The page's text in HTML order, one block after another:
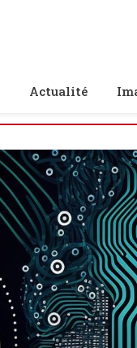
Actualité